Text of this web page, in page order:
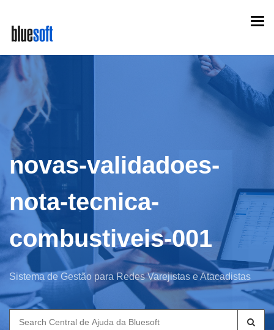
main
content
novas-validadoes-
nota-tecnica-
combustiveis-001
Sistema de Gestão para Redes Varejistas e Atacadistas
Search